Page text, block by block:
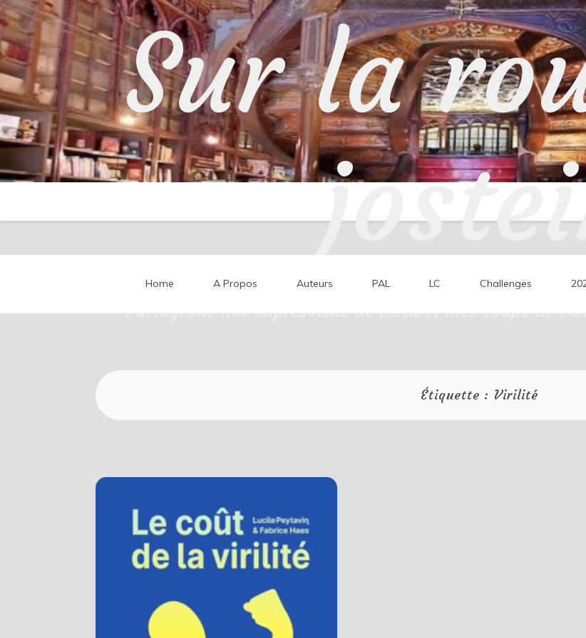
Skip
to
content
Sur la
Partageons nos impressions de lecture, mes coups de
Home A Propos Auteurs PAL LC Challenges
Étiquette : Virilité